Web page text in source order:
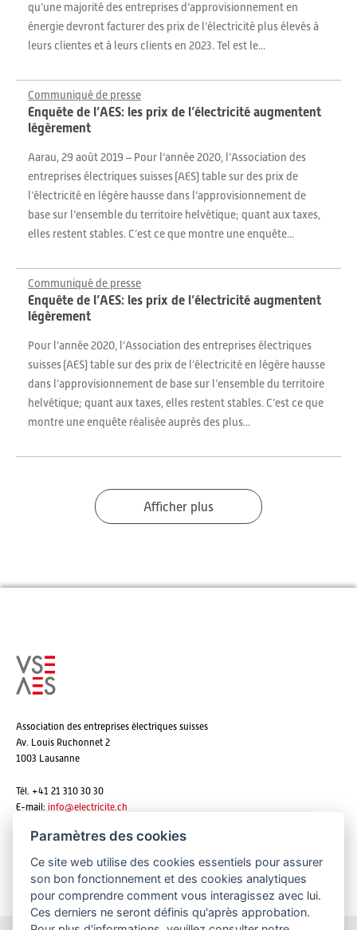
qu’une majorité des entreprises d’approvisionnement en
énergie devront facturer des prix de l’électricité plus élevés à
leurs clientes et à leurs clients en 2023. Tel est le...
Communiqué de presse
Enquête de l’AES: les prix de l’électricité augmentent
légèrement
Aarau, 29 août 2019 – Pour l’année 2020, l’Association des
entreprises électriques suisses (AES) table sur des prix de
l’électricité en légère hausse dans l’approvisionnement de
base sur l’ensemble du territoire helvétique; quant aux taxes,
elles restent stables. C’est ce que montre une enquête...
Communiqué de presse
Enquête de l’AES: les prix de l’électricité augmentent
légèrement
Pour l’année 2020, l’Association des entreprises électriques
suisses (AES) table sur des prix de l’électricité en légère hausse
dans l’approvisionnement de base sur l’ensemble du territoire
helvétique; quant aux taxes, elles restent stables. C’est ce que
montre une enquête réalisée auprès des plus...
Afficher plus
Association des entreprises électriques suisses
Av. Louis Ruchonnet 2
1003 Lausanne
Tél. +41 21 310 30 30
E-mail: info@electricite.ch
S'abonner aux newsletters
Paramètres des cookies
Ce site web utilise des cookies essentiels pour assurer
son bon fonctionnement et des cookies analytiques
pour comprendre comment vous interagissez avec lui.
Ces derniers ne seront définis qu'après approbation.